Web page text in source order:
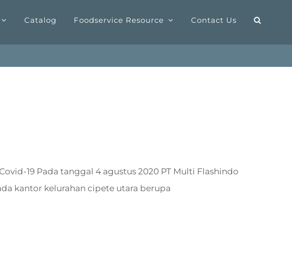
Catalog Foodservice Resource Contact Us
19 Pada tanggal 4 agustus 2020 PT Multi Flashindo
kantor kelurahan cipete utara berupa